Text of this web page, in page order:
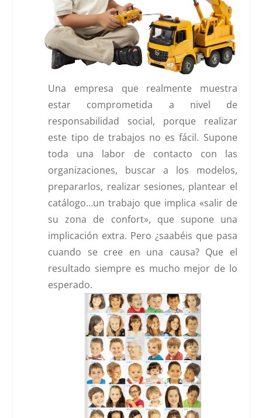
Una empresa que realmente muestra
estar comprometida a nivel de
responsabilidad social, porque realizar
este tipo de trabajos no es fácil. Supone
toda una labor de contacto con las
organizaciones, buscar a los modelos,
prepararlos, realizar sesiones, plantear el
catálogo…un trabajo que implica «salir de
su zona de confort», que supone una
implicación extra. Pero ¿saabéis que pasa
cuando se cree en una causa? Que el
resultado siempre es mucho mejor de lo
esperado.